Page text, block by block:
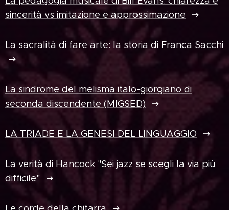
sincerità vs imitazione e approssimazione
La sacralità di fare arte: la storia di Franca Sacchi
La sindrome del melisma italo-giorgiano di
seconda discendente (MIGSED)
LA TRIADE E LA GENESI DEL LINGUAGGIO
La verità di Hancock "Sei jazz se scegli la via più
difficile"